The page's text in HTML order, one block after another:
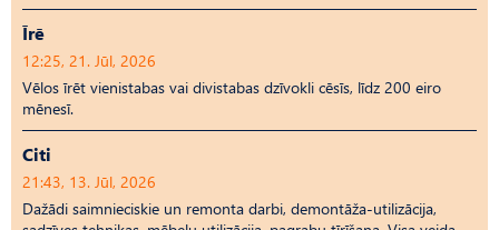
Īrē
12:25, 21. Jūl, 2026
Vēlos īrēt vienistabas vai divistabas dzīvokli cēsīs, līdz 200 eiro
mēnesī.
Citi
21:43, 13. Jūl, 2026
Dažādi saimnieciskie un remonta darbi, demontāža-utilizācija,